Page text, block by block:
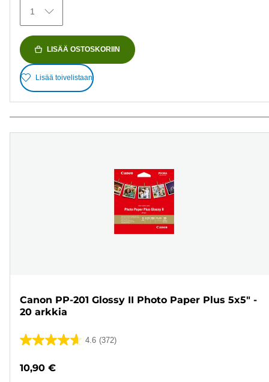
1
LISÄÄ OSTOSKORIIN
Lisää toivelistaan
Canon PP-201 Glossy II Photo Paper Plus 5x5" -
20 arkkia
4.6 (372)
4.6/5
372
10,90 €